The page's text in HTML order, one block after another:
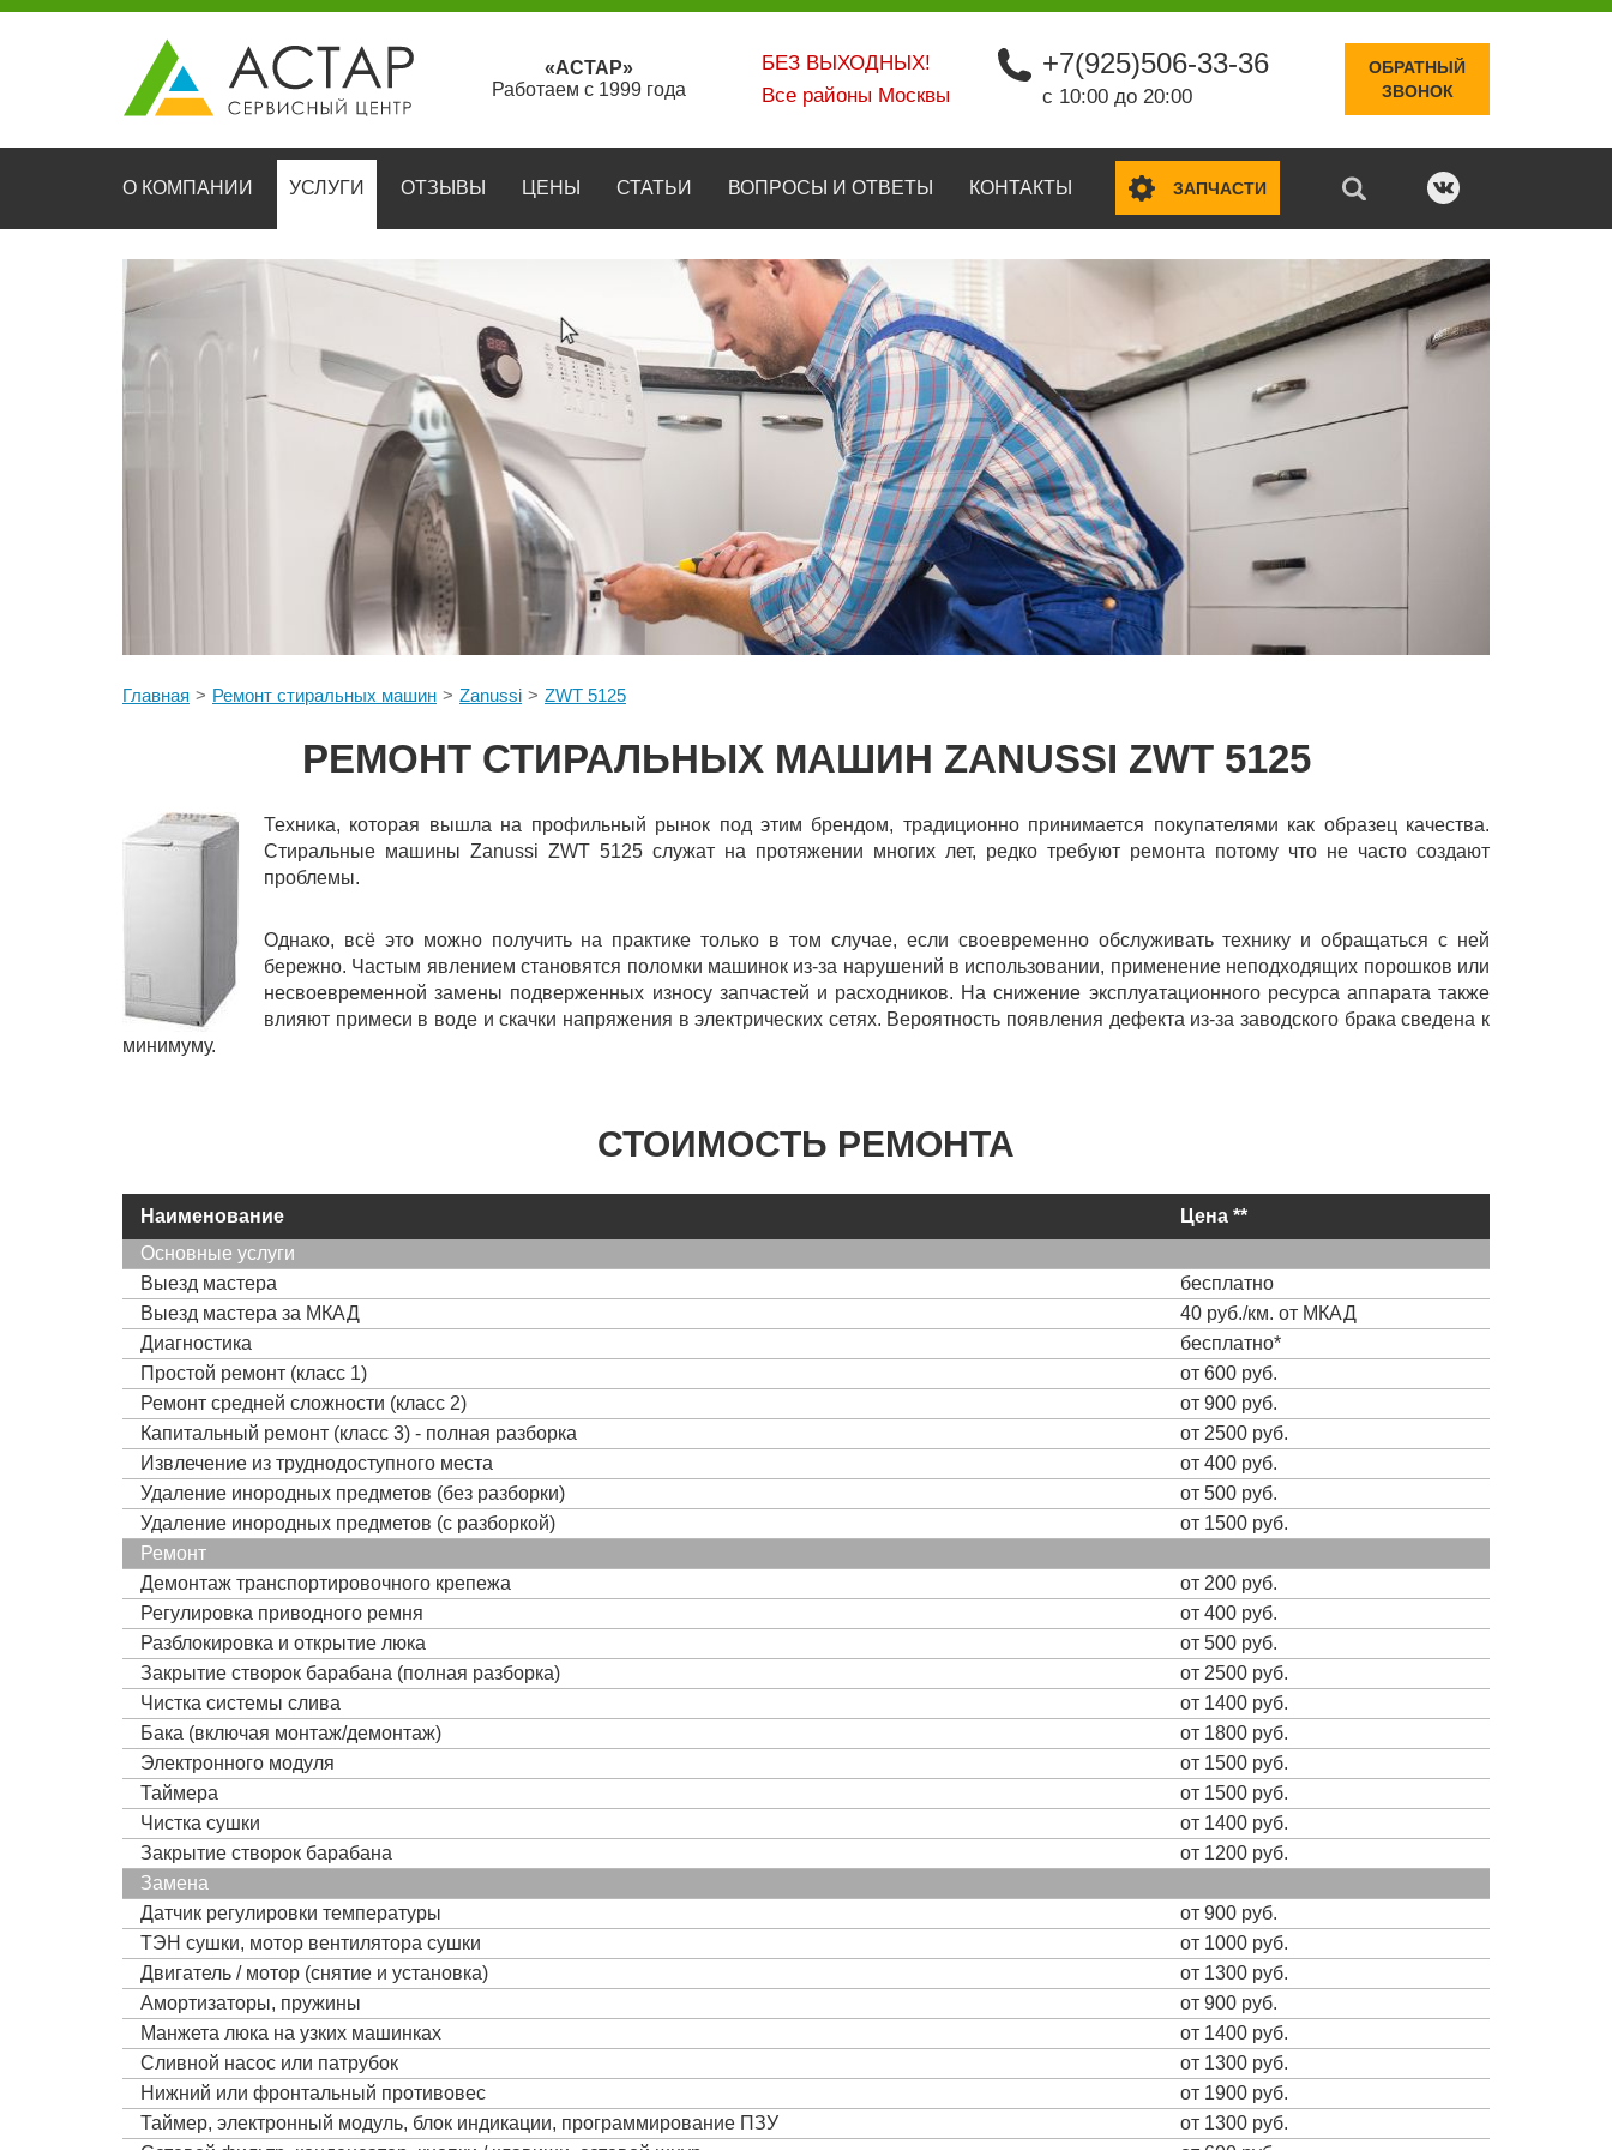
«АСТАР»
Работаем с 1999 года
БЕЗ ВЫХОДНЫХ!
Все районы Москвы
+7(925)506-33-36
с 10:00 до 20:00
ОБРАТНЫЙ
ЗВОНОК
О КОМПАНИИ УСЛУГИ ОТЗЫВЫ ЦЕНЫ СТАТЬИ ВОПРОСЫ И ОТВЕТЫ КОНТАКТЫ ЗАПЧАСТИ
Главная Ремонт стиральных машин Zanussi ZWT 5125
РЕМОНТ СТИРАЛЬНЫХ МАШИН ZANUSSI ZWT 5125
Техника, которая вышла на профильный рынок под этим брендом, традиционно принимается покупателями как образец качества.
Стиральные машины Zanussi ZWT 5125 служат на протяжении многих лет, редко требуют ремонта потому что не часто создают
проблемы.
Однако, всё это можно получить на практике только в том случае, если своевременно обслуживать технику и обращаться с ней
бережно. Частым явлением становятся поломки машинок из-за нарушений в использовании, применение неподходящих порошков или
несвоевременной замены подверженных износу запчастей и расходников. На снижение эксплуатационного ресурса аппарата также
влияют примеси в воде и скачки напряжения в электрических сетях. Вероятность появления дефекта из-за заводского брака сведена к
минимуму.
СТОИМОСТЬ РЕМОНТА
Наименование
Цена **
Основные услуги
Выезд мастера
бесплатно
Выезд мастера за МКАД
40 руб./км. от МКАД
Диагностика
бесплатно*
Простой ремонт (класс 1)
от 600 руб.
Ремонт средней сложности (класс 2)
от 900 руб.
Капитальный ремонт (класс 3) - полная разборка
от 2500 руб.
Извлечение из труднодоступного места
от 400 руб.
Удаление инородных предметов (без разборки)
от 500 руб.
Удаление инородных предметов (с разборкой)
от 1500 руб.
Ремонт
Демонтаж транспортировочного крепежа
от 200 руб.
Регулировка приводного ремня
от 400 руб.
Разблокировка и открытие люка
от 500 руб.
Закрытие створок барабана (полная разборка)
от 2500 руб.
Чистка системы слива
от 1400 руб.
Бака (включая монтаж/демонтаж)
от 1800 руб.
Электронного модуля
от 1500 руб.
Таймера
от 1500 руб.
Чистка сушки
от 1400 руб.
Закрытие створок барабана
от 1200 руб.
Замена
Датчик регулировки температуры
от 900 руб.
ТЭН сушки, мотор вентилятора сушки
от 1000 руб.
Двигатель / мотор (снятие и установка)
от 1300 руб.
Амортизаторы, пружины
от 900 руб.
Манжета люка на узких машинках
от 1400 руб.
Сливной насос или патрубок
от 1300 руб.
Нижний или фронтальный противовес
от 1900 руб.
Таймер, электронный модуль, блок индикации, программирование ПЗУ
от 1300 руб.